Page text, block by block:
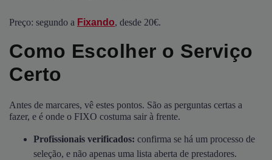
Preço: segundo a Fixando, desde 20€.
Como Escolher o Serviço
Certo
Antes de marcares, vê estes pontos. São as perguntas certas a
fazer, e é onde o FIXO costuma sair à frente.
Profissionais verificados: confirma se há um processo de
seleção, e não apenas uma lista aberta de prestadores.